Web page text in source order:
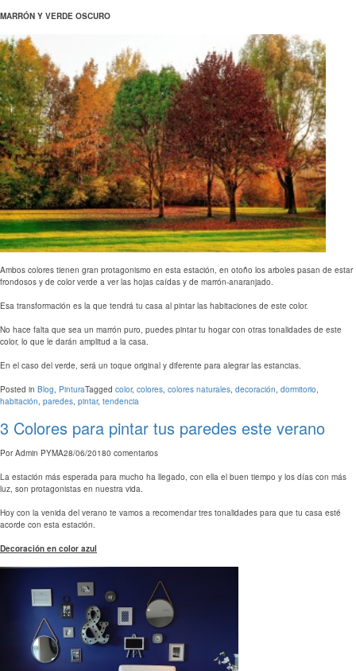
MARRÓN Y VERDE OSCURO
Ambos colores tienen gran protagonismo en esta estación, en otoño los arboles pasan de estar
frondosos y de color verde a ver las hojas caídas y de marrón-anaranjado.
Esa transformación es la que tendrá tu casa al pintar las habitaciones de este color.
No hace falta que sea un marrón puro, puedes pintar tu hogar con otras tonalidades de este
color, lo que le darán amplitud a la casa.
En el caso del verde, será un toque original y diferente para alegrar las estancias.
Posted in Blog PinturaTagged color, colores colores naturales decoración dormitorio
habitación paredes pintar, tendencia
3 Colores para pintar tus paredes este verano
PorAdmin PYMA28/06/20180 comentarios
La estación más esperada para mucho ha llegado, con ella el buen tiempo y los días con más
luz, son protagonistas en nuestra vida.
Hoy con la venida del verano te vamos a recomendar tres tonalidades para que tu casa esté
acorde con esta estación.
Decoración en color azul